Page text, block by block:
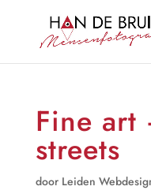
Fine
streets
door Leiden